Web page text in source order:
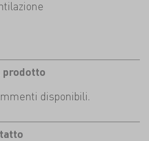
prodotto
disponibili.